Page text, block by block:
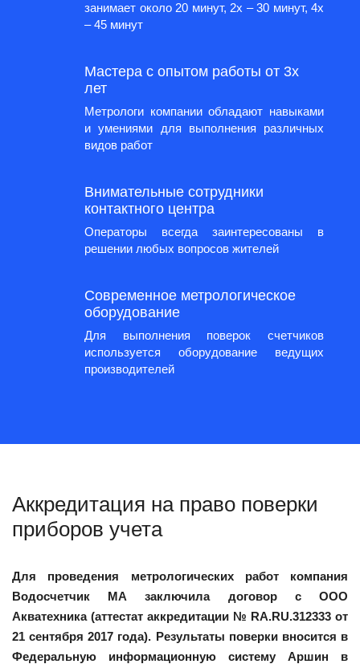
занимает около 20 минут, 2х – 30 минут, 4х
– 45 минут
Мастера с опытом работы от 3х
лет
Метрологи компании обладают навыками
и умениями для выполнения различных
видов работ
Внимательные сотрудники
контактного центра
Операторы всегда заинтересованы в
решении любых вопросов жителей
Современное метрологическое
оборудование
Для выполнения поверок счетчиков
используется оборудование ведущих
производителей
Аккредитация на право поверки
приборов учета
Для проведения метрологических работ компания
Водосчетчик МА заключила договор с ООО
Акватехника (аттестат аккредитации № RA.RU.312333 от
21 сентября 2017 года). Результаты поверки вносится в
Федеральную информационную систему Аршин в